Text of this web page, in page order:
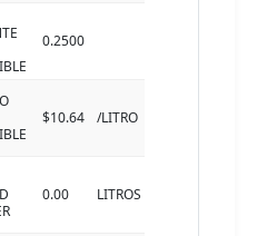
0.2500
$10.64 /LITRO
0.00 LITROS